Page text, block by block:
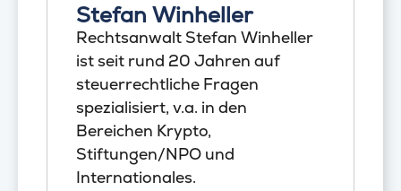
Stefan Winheller
Rechtsanwalt Stefan Winheller
ist seit rund 20 Jahren auf
steuerrechtliche Fragen
spezialisiert, v.a. in den
Bereichen Krypto,
Stiftungen/NPO und
Internationales.